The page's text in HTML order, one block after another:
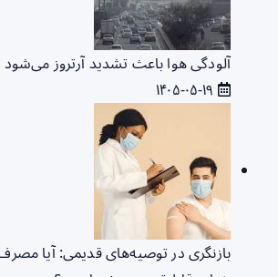
آلودگی هوا باعث تشدید آرتروز می‌شود
بازنگری در توصیه‌های قدیمی: آیا